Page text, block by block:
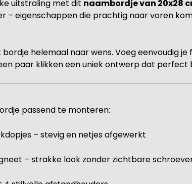
uitstraling met dit naambordje van 20x28
– eigenschappen die prachtig naar voren
helemaal naar wens. Voeg eenvoudig
paar klikken een uniek ontwerp dat perfect
passend te monteren:
– stevig en netjes afgewerkt
– strakke look zonder zichtbare